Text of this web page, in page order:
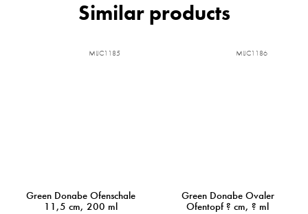
Green Donabe Ofenschale
11,5 cm, 200 ml
MIJC1185
Green Donabe Ovaler
Ofentopf ? cm, ? ml
MIJC1186